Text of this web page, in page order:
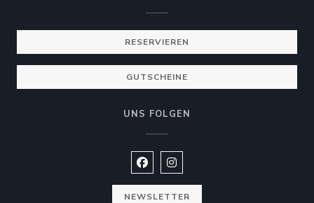
RESERVIEREN
GUTSCHEINE
UNS FOLGEN
Facebook ((öffnet ein neues
Instagram ((öffnet ein neues
NEWSLETTER